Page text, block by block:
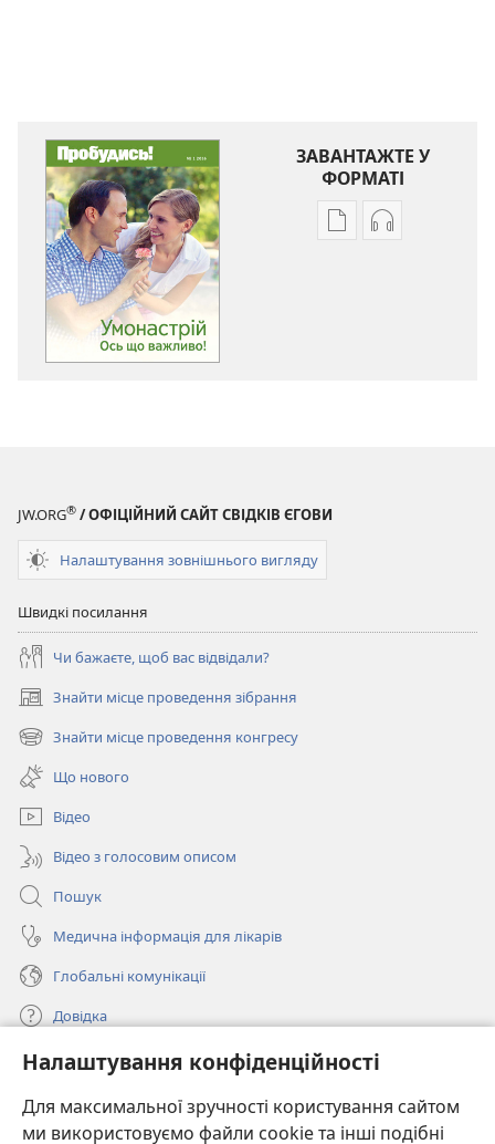
Налаштування конфіденційності
Для максимальної зручності користування сайтом
ми використовуємо файли cookie та інші подібні
ЗАВАНТАЖТЕ У
ФОРМАТІ
ПараметриПараметри
JW.ORG® / ОФІЦІЙНИЙ САЙТ СВІДКІВ ЄГОВИ
Налаштування зовнішнього вигляду
Швидкі посилання
Чи бажаєте, щоб вас відвідали?
Знайти місце проведення зібрання
(відкривається
у
новому
вікні)
Знайти місце проведення конгресу
(відкривається
новому
вікні)
Що нового
Відео
Відео з голосовим описом
Пошук
Медична інформація для лікарів
Глобальні комунікації
Довідка
Пожертви
(відкривається
у
новомуОНЛАЙН-БІБЛІОТЕКА Товариства «Вартова башта»™